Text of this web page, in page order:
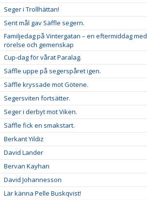
Seger i Trollhättan!
Sent mål gav Säffle segern.
Familjedag på Vintergatan – en eftermiddag med
rörelse och gemenskap
Cup-dag för vårat Paralag.
Säffle uppe på segerspåret igen.
Säffle kryssade mot Götene.
Segersviten fortsätter.
Seger i derbyt mot Viken.
Säffle fick en smakstart.
Berkant Yildiz
David Lander
Bervan Kayhan
David Johannesson
Lär känna Pelle Buskqvist!